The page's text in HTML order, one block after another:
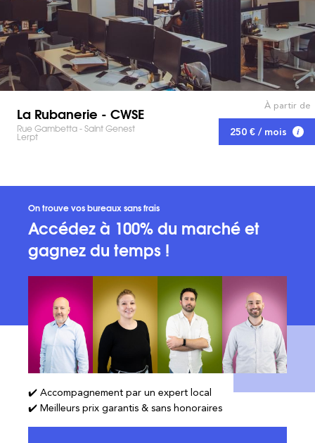
La Rubanerie - CWSE
Rue Gambetta - Saint Genest
Lerpt
À partir de
250 € / mois
On trouve vos bureaux sans frais
Accédez à 100% du marché et
gagnez du temps !
✔️ Accompagnement par un expert local
✔️ Meilleurs prix garantis & sans honoraires